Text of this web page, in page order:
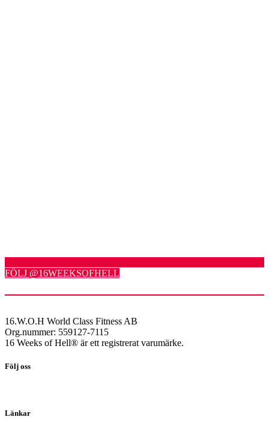
FÖLJ @16WEEKSOFHELL
16.W.O.H World Class Fitness AB
Org.nummer: 559127-7115
16 Weeks of Hell® är ett registrerat varumärke.
Följ oss
Länkar